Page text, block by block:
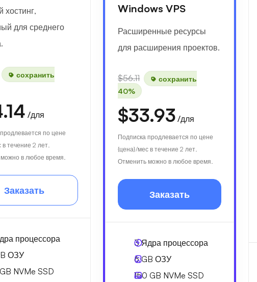
для среднего
сохранить
/для
по цене
течение 2 лет.
в любое время.
Заказать
процессора
ОЗУ
NVMe SSD
Windows VPS
Расширенные ресурсы
для расширения проектов.
$56.11
сохранить
40%
$33.93 /для
Подписка продлевается по цене
{цена}/мес в течение 2 лет.
Отменить можно в любое время.
Заказать
3Ядра процессора
6 GB ОЗУ
150 GB NVMe SSD